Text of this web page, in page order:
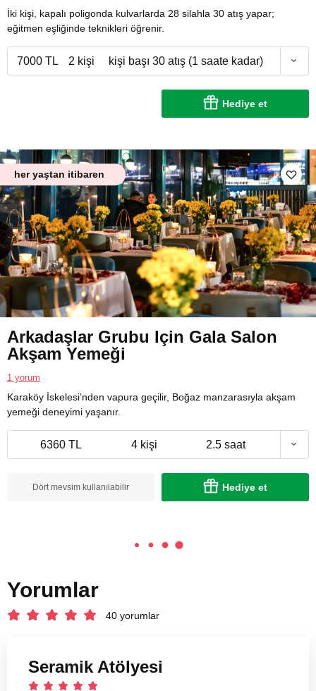
İki kişi, kapalı poligonda kulvarlarda 28 silahla 30 atış yapar;
eğitmen eşliğinde teknikleri öğrenir.
7000 TL 2 kişi kişi başı 30 atış (1 saate kadar)
Hediye et
her yaştan itibaren
Arkadaşlar Grubu Için Gala Salon
Akşam Yemeği
1 yorum
Karaköy İskelesi’nden vapura geçilir, Boğaz manzarasıyla akşam
yemeği deneyimi yaşanır.
6360 TL 4 kişi 2.5 saat
Dört mevsim kullanılabilir Hediye et
Yorumlar
40 yorumlar
Seramik Atölyesi